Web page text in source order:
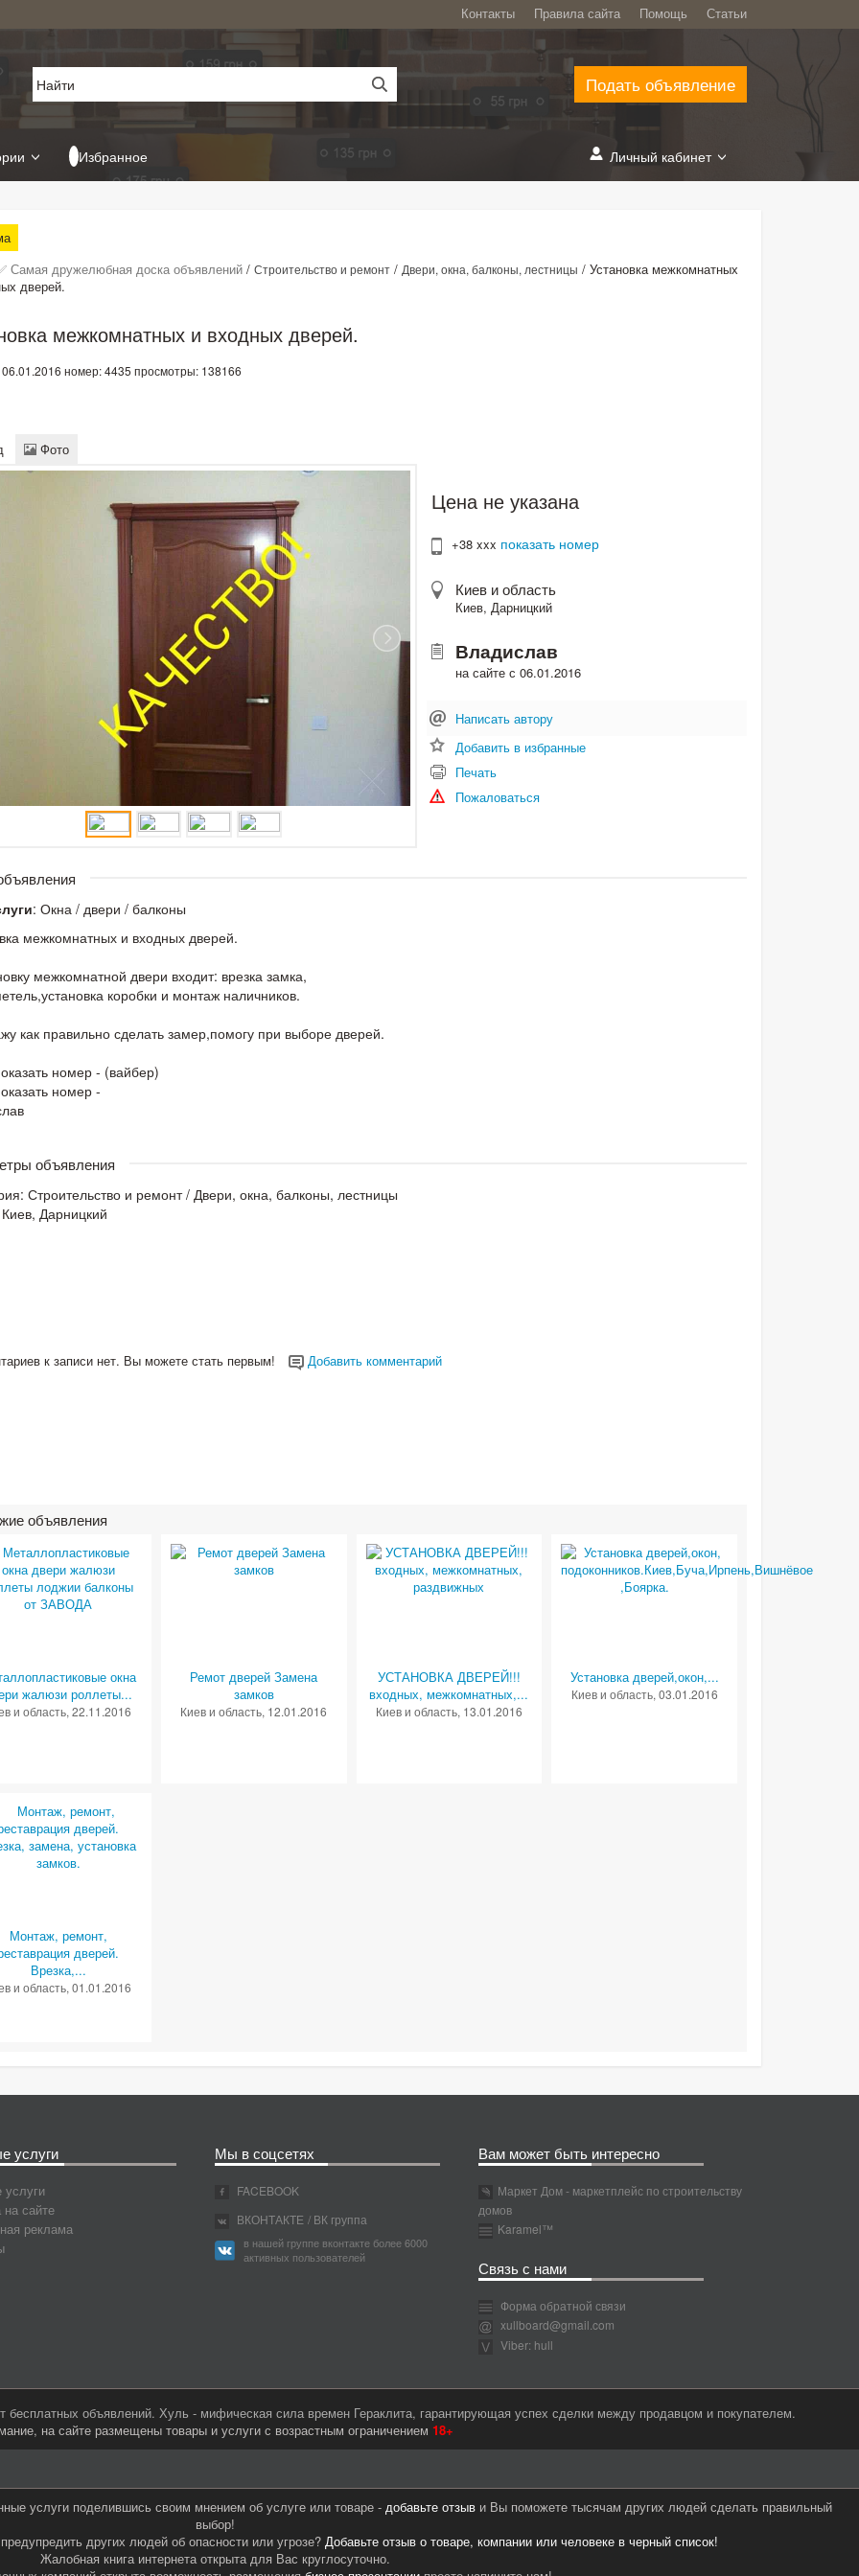
Контакты Правила сайта Помощь Статьи
Подать объявление
Избранное Личный кабинет
Самая дружелюбная доска объявлений / Строительство и ремонт / Двери, окна, балконы, лестницы / Установка межкомнатных
дверей.
межкомнатных и входных дверей.
номер: 4435 просмотры: 138166
Фото
Цена не указана
+38 xxx показать номер
Киев и область
Киев, Дарницкий
Владислав
на сайте с 06.01.2016
Написать автору
Добавить в избранные
Печать
Пожаловаться
: Окна / двери / балконы
межкомнатных и входных дверей.
межкомнатной двери входит: врезка замка,
коробки и монтаж наличников.
как правильно сделать замер,помогу при выборе дверей.
номер - (вайбер)
номер -
объявления
Строительство и ремонт/ Двери, окна, балконы, лестницы
Дарницкий
к записи нет. Вы можете стать первым! Добавить комментарий
объявления
окна
жалюзи роллеты...
и область, 22.11.2016
Ремот дверей Замена
замков
Киев и область, 12.01.2016
УСТАНОВКА ДВЕРЕЙ!!!
входных, межкомнатных,...
Киев и область, 13.01.2016
Установка дверей,окон,...
Киев и область, 03.01.2016
Монтаж, ремонт,
дверей.
Врезка,...
и область, 01.01.2016
услуги
сайте
реклама
Мы в соцсетях
FACEBOOK
ВКОНТАКТЕ / ВК группа
в нашей группе вконтакте более 6000
активных пользователей
Вам может быть интересно
Маркет Дом - маркетплейс по строительству
домов
Karamel™
Связь с нами
Форма обратной связи
xullboard@gmail.com
Viber: hull
объявлений. Хуль - мифическая сила времен Гераклита, гарантирующая успех сделки между продавцом и покупателем.
на сайте размещены товары и услуги с возрастным ограничением 18+
услуги поделившись своим мнением об услуге или товаре - добавьте отзыви Вы поможете тысячам других людей сделать правильный
выбор!
других людей об опасности или угрозе? Добавьте отзыв о товаре, компании или человеке в черный список!
Жалобная книга интернета открыта для Вас круглосуточно.